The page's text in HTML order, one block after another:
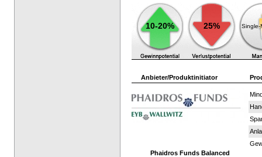
10-20% 25% Single-
Anbieter/Produktinitiator
Phaidros Funds Balanced